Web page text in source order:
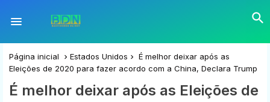
Página inicial Estados Unidos
É melhor deixar após as
Eleições de 2020 para fazer acordo com a China, Declara Trump
É melhor deixar após as Eleições de